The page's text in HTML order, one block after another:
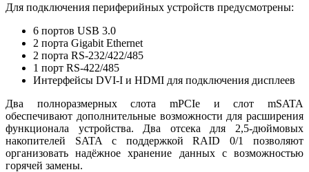
Для подключения периферийных устройств предусмотрены:
6 портов USB 3.0
2 порта Gigabit Ethernet
2 порта RS-232/422/485
1 порт RS-422/485
Интерфейсы DVI-I и HDMI для подключения дисплеев
Два полноразмерных слота mPCIe и слот mSATA
обеспечивают дополнительные возможности для расширения
функционала устройства. Два отсека для 2,5-дюймовых
накопителей SATA с поддержкой RAID 0/1 позволяют
организовать надёжное хранение данных с возможностью
горячей замены.